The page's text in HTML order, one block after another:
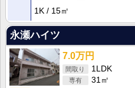
1K
15㎡
永瀬ハイツ
7.0万円
1LDK
31㎡